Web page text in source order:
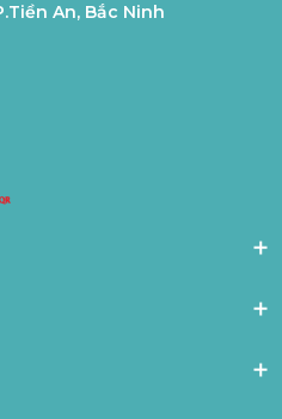
An, Bắc Ninh